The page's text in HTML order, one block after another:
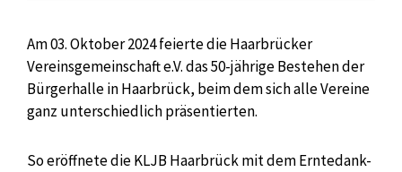
Am 03. Oktober 2024 feierte die Haarbrücker
Vereinsgemeinschaft e.V. das 50-jährige Bestehen der
Bürgerhalle in Haarbrück, beim dem sich alle Vereine
ganz unterschiedlich präsentierten.
So eröffnete die KLJB Haarbrück mit dem Erntedank-